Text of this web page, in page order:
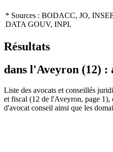
* Sources : BODACC, JO,
DATA GOUV, INPI.
Résultats
dans l'Aveyron (12) :
Liste des avocats et conseillés
et fiscal (12 de l'Aveyron, page
d'avocat conseil ainsi que les